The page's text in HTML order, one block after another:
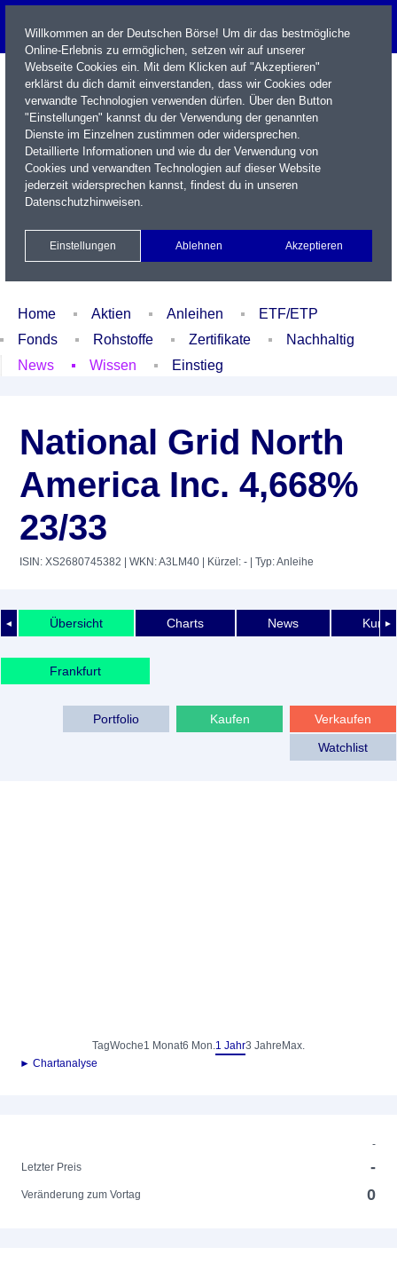
Name / WKN / ISIN / Kürzel
Xetra Realtime
Watchlist Portfolio Login
Home Aktien Anleihen
ETF/ETP
Fonds
Rohstoffe Zertifikate
Nachhaltig
News
Wissen Einstieg
National Grid North
America Inc. 4,668%
23/33
ISIN: XS2680745382 | WKN: A3LM40 | Kürzel: - | Typ: Anleihe
◄ ►
Übersicht Charts News
Frankfurt
Verkaufen
Kaufen
Portfolio
Watchlist
TagWoche1 Monat6 Mon.1 Jahr3 Jahre Max.
► Chartanalyse
-
Letzter Preis
-
Veränderung zum Vortag 0
Willkommen an der Deutschen Börse! Um dir das bestmögliche
Online-Erlebnis zu ermöglichen, setzen wir auf unserer
Webseite Cookies ein. Mit dem Klicken auf "Akzeptieren"
erklärst du dich damit einverstanden, dass wir Cookies oder
verwandte Technologien verwenden dürfen. Über den Button
"Einstellungen" kannst du der Verwendung der genannten
Dienste im Einzelnen zustimmen oder widersprechen.
Detaillierte Informationen und wie du der Verwendung von
Cookies und verwandten Technologien auf dieser Website
jederzeit widersprechen kannst, findest du in unseren
Datenschutzhinweisen.
Einstellungen Ablehnen Akzeptieren